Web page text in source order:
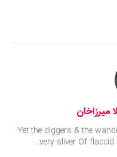
میرزاخان
Yet the diggers & the
very sliver Of flaccid